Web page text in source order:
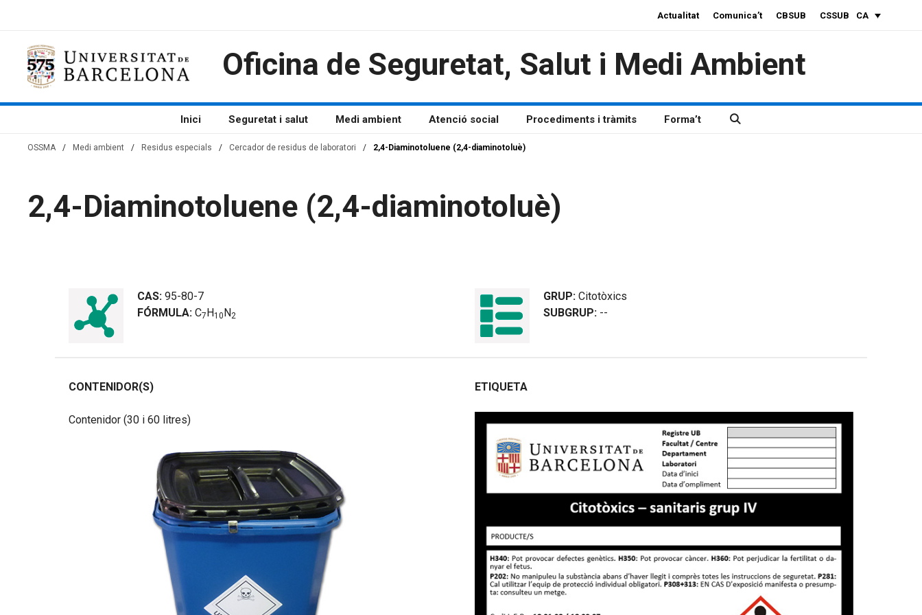
CA
Actualitat Comunica’t CBSUB CSSUB
Oficina de Seguretat, Salut i Medi Ambient
Inici Seguretat i salut Medi ambient Atenció social Procediments i tràmits Forma’t
OSSMA / Medi ambient / Residus especials / Cercador de residus de laboratori / 2,4-Diaminotoluene (2,4-diaminotoluè)
2,4-Diaminotoluene (2,4-diaminotoluè)
CAS: 95-80-7
FÓRMULA: C7 H 1 0 N2
GRUP: Citotòxics
SUBGRUP: --
CONTENIDOR(S)
Contenidor (30 i 60 litres)
ETIQUETA